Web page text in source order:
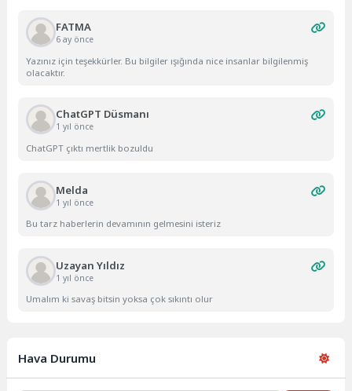
FATMA
6 ay önce
Yazınız için teşekkürler. Bu bilgiler ışığında nice insanlar bilgilenmiş
olacaktır.
ChatGPT Düsmanı
1 yıl önce
ChatGPT çıktı mertlik bozuldu
Melda
1 yıl önce
Bu tarz haberlerin devamının gelmesini isteriz
Uzayan Yıldız
1 yıl önce
Umalım ki savaş bitsin yoksa çok sıkıntı olur
Hava Durumu